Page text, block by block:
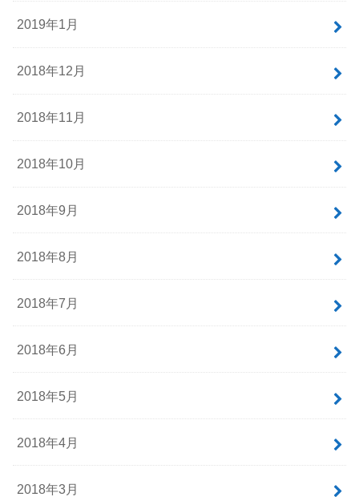
2019年1月
2018年12月
2018年11月
2018年10月
2018年9月
2018年8月
2018年7月
2018年6月
2018年5月
2018年4月
2018年3月